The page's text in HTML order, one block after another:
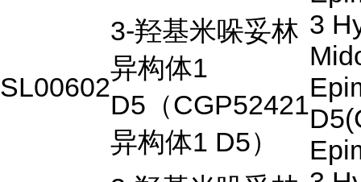
SL00602
3-羟基米哚妥林
异构体1
D5 （CGP52421
异构体1 D5）
3